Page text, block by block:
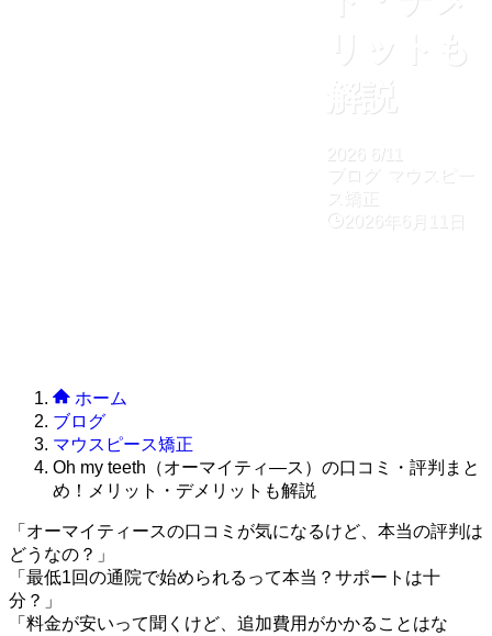
リットも
解説
2026 6/11
ブログ
マウスピー
ス矯正
2026年6月11日
ホーム
ブログ
マウスピース矯正
Oh my teeth（オーマイティ―ス）の口コミ・評判まと
め！メリット・デメリットも解説
「オーマイティースの口コミが気になるけど、本当の評判は
どうなの？」
「最低1回の通院で始められるって本当？サポートは十
分？」
「料金が安いって聞くけど、追加費用がかかることはな